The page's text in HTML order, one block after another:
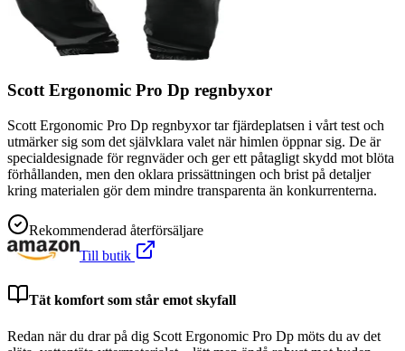
Scott Ergonomic Pro Dp regnbyxor
Scott Ergonomic Pro Dp regnbyxor tar fjärdeplatsen i vårt test och
utmärker sig som det självklara valet när himlen öppnar sig. De är
specialdesignade för regnväder och ger ett påtagligt skydd mot blöta
förhållanden, men den oklara prissättningen och brist på detaljer
kring materialen gör dem mindre transparenta än konkurrenterna.
Rekommenderad återförsäljare
Till butik
Tät komfort som står emot skyfall
Redan när du drar på dig Scott Ergonomic Pro Dp möts du av det